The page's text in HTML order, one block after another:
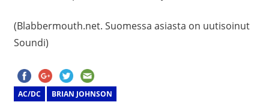
(Blabbermouth.net. Suomessa asiasta on uutisoinut
Soundi)
AC/DC BRIAN JOHNSON